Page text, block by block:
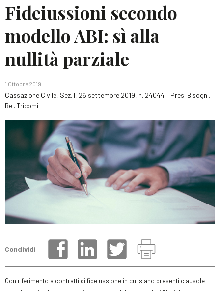
Fideiussioni secondo
modello ABI: sì alla
nullità parziale
1 Ottobre 2019
Cassazione Civile, Sez. I, 26 settembre 2019, n. 24044 – Pres. Bisogni,
Rel. Tricomi
Condividi
Con riferimento a contratti di fideiussione in cui siano presenti clausole